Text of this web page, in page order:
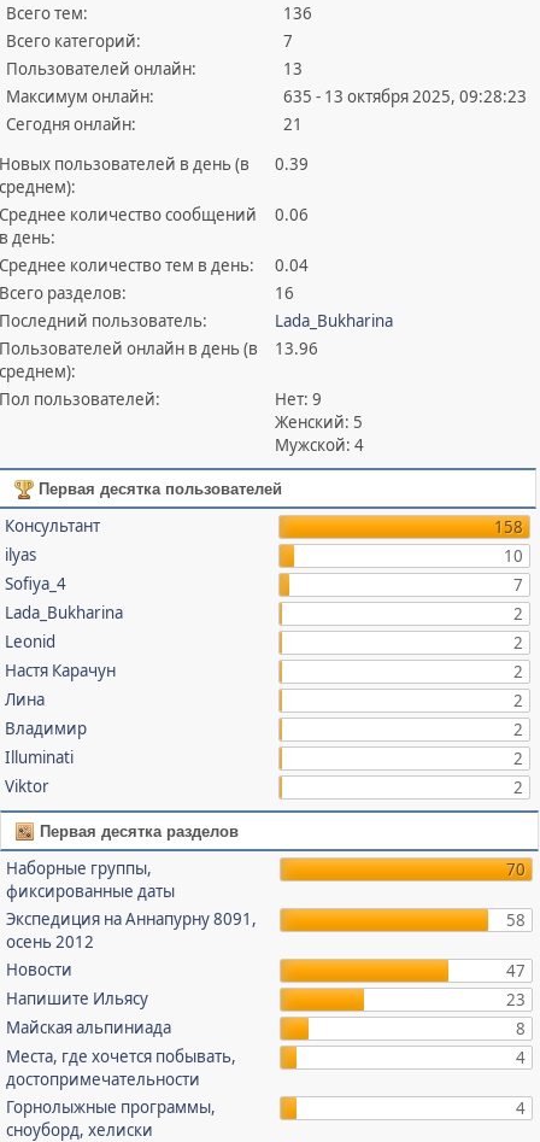
Всего тем:
136
Всего категорий:
7
Пользователей онлайн:
13
Максимум онлайн:
635 - 13 октября 2025, 09:28:23
Сегодня онлайн:
21
пользователей в день (в
0.39
количество сообщений
день:
0.06
количество тем в день:
0.04
разделов:
16
пользователь:
Lada_Bukharina
онлайн в день (в
13.96
пользователей:
Нет: 9
Женский: 5
Мужской: 4
Первая десятка пользователей
Консультант
158
ilyas
10
Sofiya_4
7
Lada_Bukharina
2
Leonid
2
Настя Карачун
2
Лина
2
Владимир
2
Illuminati
2
Viktor
2
Первая десятка разделов
Наборные группы,
фиксированные даты
70
Экспедиция на Аннапурну 8091,
осень 2012
58
Новости
47
Напишите Ильясу
23
Майская альпиниада
8
Места, где хочется побывать,
достопримечательности
4
Горнолыжные программы,
сноуборд, хелиски
4